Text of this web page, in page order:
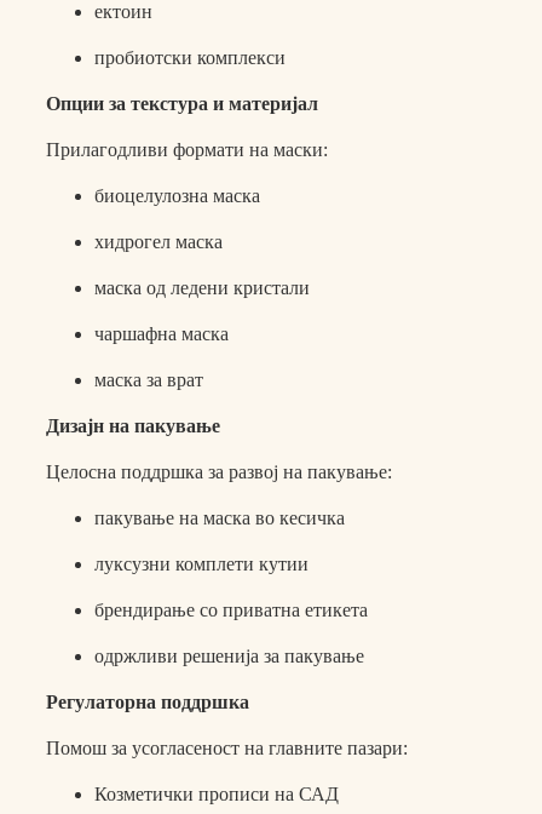
ектоин
пробиотски комплекси
Опции за текстура и материјал
Прилагодливи формати на маски:
биоцелулозна маска
хидрогел маска
маска од ледени кристали
чаршафна маска
маска за врат
Дизајн на пакување
Целосна поддршка за развој на пакување:
пакување на маска во кесичка
луксузни комплети кутии
брендирање со приватна етикета
одржливи решенија за пакување
Регулаторна поддршка
Помош за усогласеност на главните пазари:
Козметички прописи на САД